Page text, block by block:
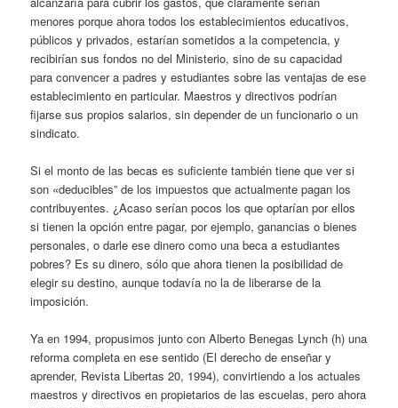
menores porque ahora todos los establecimientos educativos,
públicos y privados, estarían sometidos a la competencia, y
recibirían sus fondos no del Ministerio, sino de su capacidad
para convencer a padres y estudiantes sobre las ventajas de ese
establecimiento en particular. Maestros y directivos podrían
fijarse sus propios salarios, sin depender de un funcionario o un
sindicato.
Si el monto de las becas es suficiente también tiene que ver si
son «deducibles” de los impuestos que actualmente pagan los
contribuyentes. ¿Acaso serían pocos los que optarían por ellos
si tienen la opción entre pagar, por ejemplo, ganancias o bienes
personales, o darle ese dinero como una beca a estudiantes
pobres? Es su dinero, sólo que ahora tienen la posibilidad de
elegir su destino, aunque todavía no la de liberarse de la
imposición.
Ya en 1994, propusimos junto con Alberto Benegas Lynch (h) una
reforma completa en ese sentido (El derecho de enseñar y
aprender, Revista Libertas 20, 1994), convirtiendo a los actuales
maestros y directivos en propietarios de las escuelas, pero ahora